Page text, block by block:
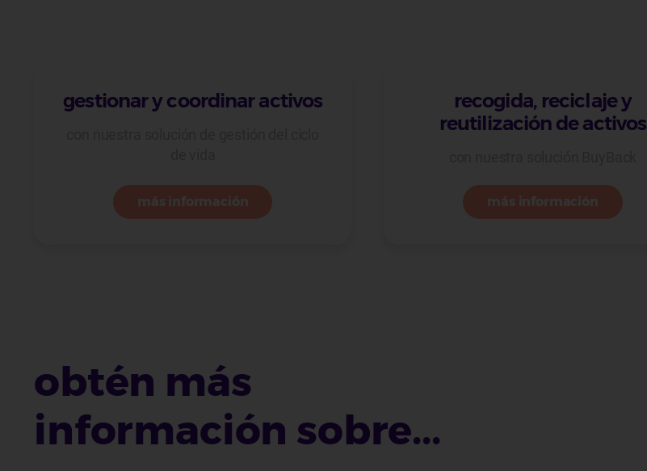
gestionar y coordinar activos
más información
recogida, reciclaje y
reutilización de activos
más información
obtén más
información sobre...